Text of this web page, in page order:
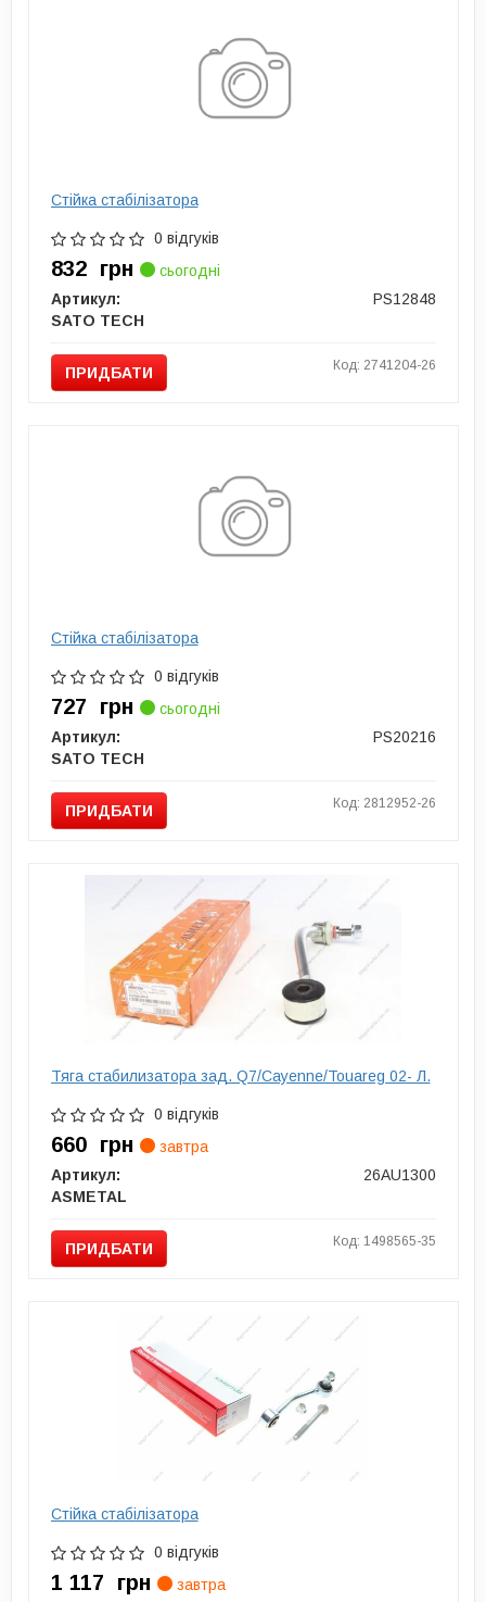
Стійка стабілізатора
0 відгуків
832 грн
сьогодні
Артикул:
PS12848
SATO TECH
ПРИДБАТИ Код: 2741204-26
Стійка стабілізатора
0 відгуків
727 грн
сьогодні
Артикул:
PS20216
SATO TECH
ПРИДБАТИ Код: 2812952-26
Тяга cтабилизатора зад. Q7/Cayenne/Touareg 02- Л.
0 відгуків
660 грн
завтра
Артикул:
26AU1300
ASMETAL
ПРИДБАТИ Код: 1498565-35
Стійка стабілізатора
0 відгуків
1 117 грн
завтра